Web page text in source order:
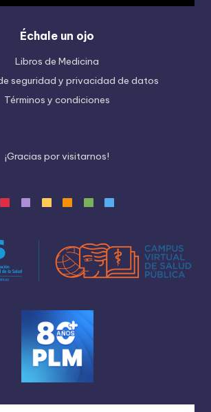
Échale un ojo
Libros de Medicina
seguridad y privacidad de datos
Términos y condiciones
¡Gracias porvisitarnos!